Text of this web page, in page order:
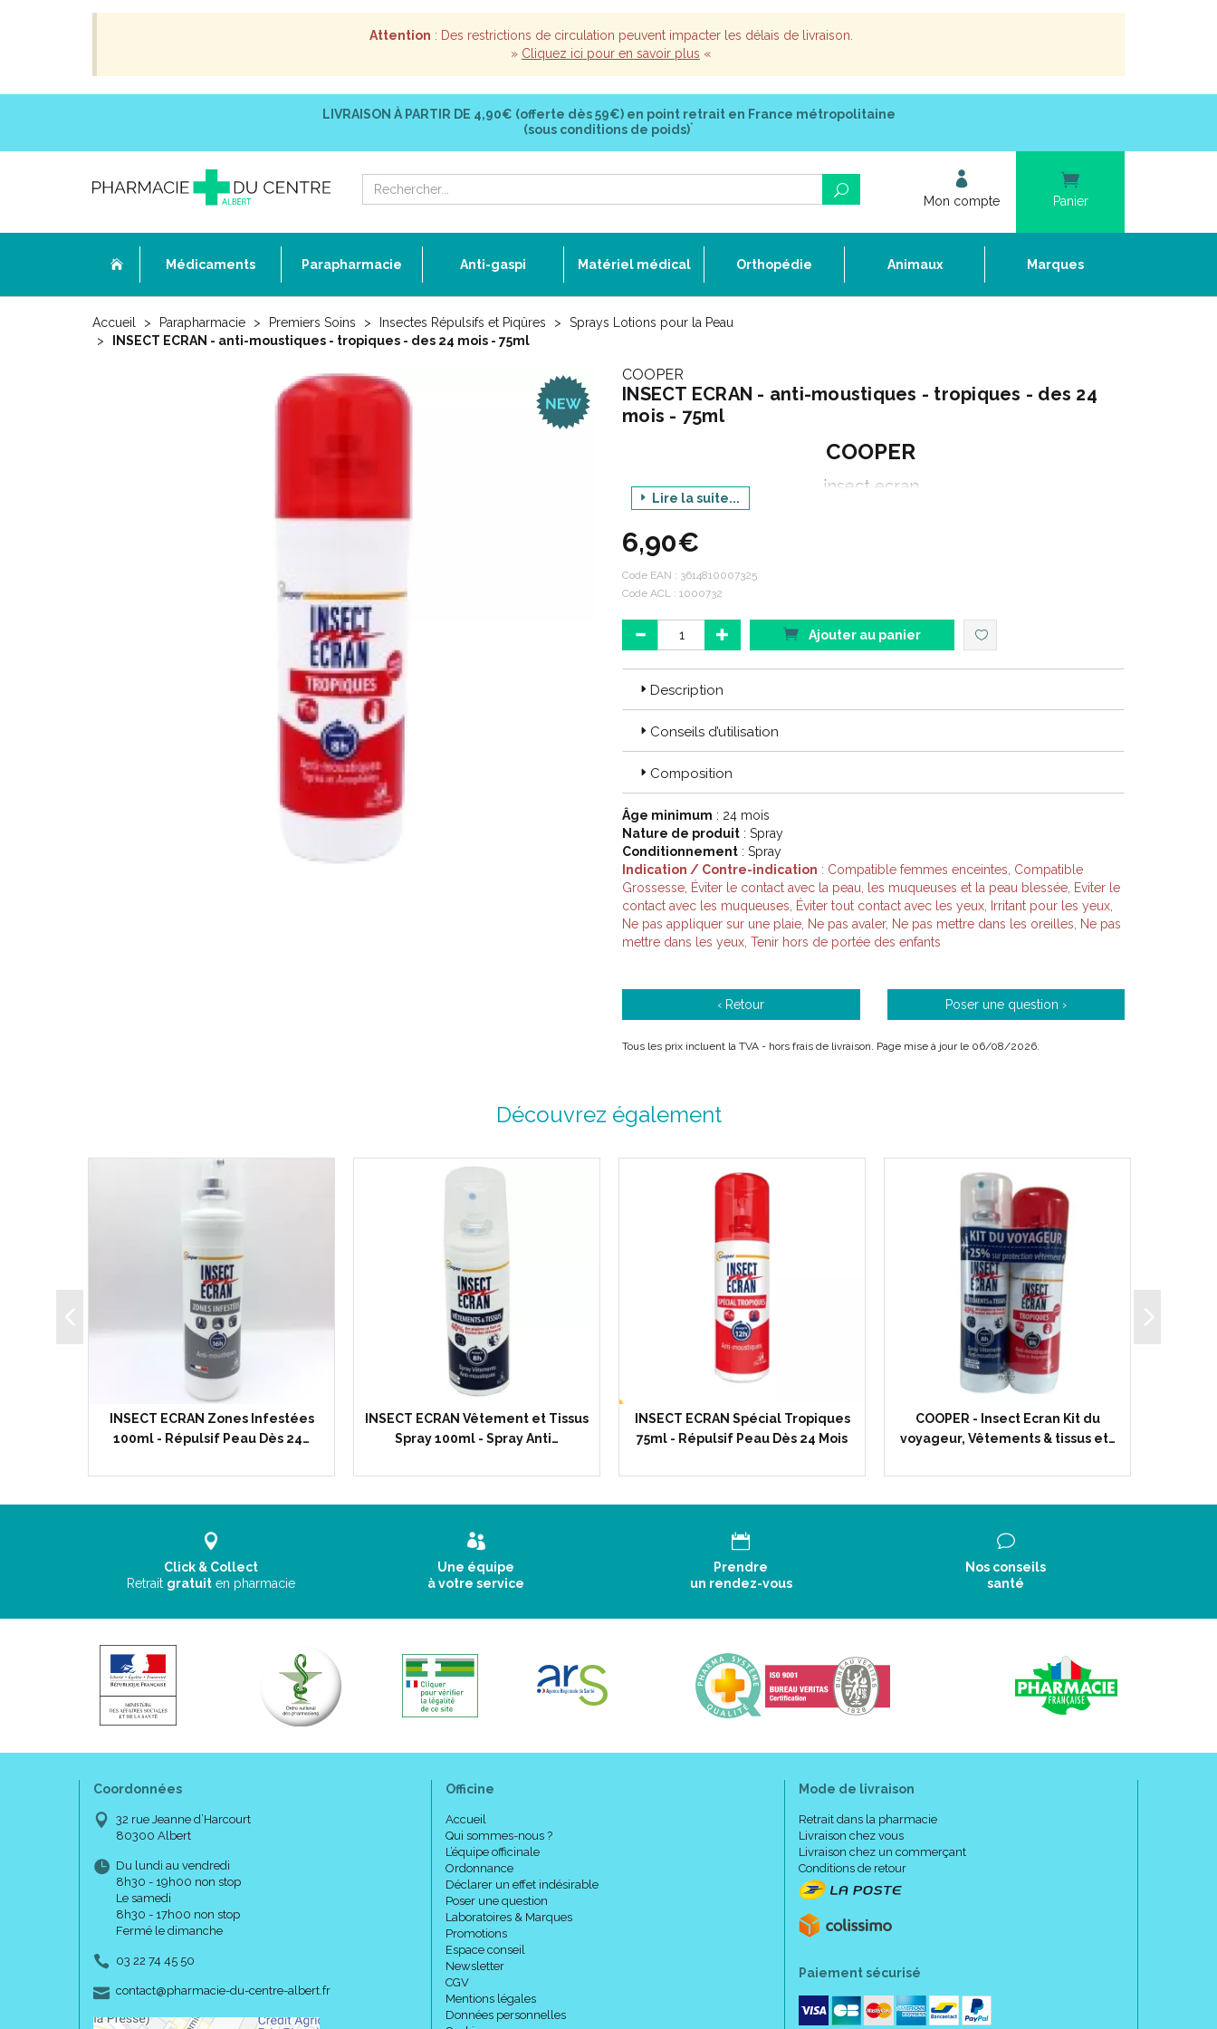
Attention : Des restrictions de circulation peuvent impacter les délais de livraison.
» Cliquez ici pour en savoir plus «
LIVRAISON À PARTIR DE 4,90€ (offerte dès 59€) en point retrait en France métropolitaine
(sous conditions de poids)*
Mon compte Panier
Médicaments Parapharmacie Anti-gaspi Matériel médical Orthopédie Animaux Marques
Accueil Parapharmacie Premiers Soins Insectes Répulsifs et Piqûres
Sprays Lotions pour la Peau
INSECT ECRAN - anti-moustiques - tropiques - des 24 mois - 75ml
COOPER
INSECT ECRAN - anti-moustiques - tropiques - des 24
mois - 75ml
COOPER
insect ecran
CODE EAN : 3614810007325
Lire la suite...
6,90€
Code EAN : 3614810007325
Code ACL : 1000732
Ajouter au panier
Description
Conseils d’utilisation
Composition
Âge minimum : 24 mois
Nature de produit : Spray
Conditionnement : Spray
Indication / Contre-indication : Compatible femmes enceintes, Compatible
Grossesse, Éviter le contact avec la peau, les muqueuses et la peau blessée, Eviter le
contact avec les muqueuses, Éviter tout contact avec les yeux, Irritant pour les yeux,
Ne pas appliquer sur une plaie, Ne pas avaler, Ne pas mettre dans les oreilles, Ne pas
mettre dans les yeux, Tenir hors de portée des enfants
‹ Retour Poser une question ›
Tous les prix incluent la TVA - hors frais de livraison. Page mise à jour le 06/08/2026.
Découvrez également
INSECT ECRAN Zones Infestées
100ml - Répulsif Peau Dès 24…
INSECT ECRAN Vêtement et Tissus
Spray 100ml - Spray Anti…
INSECT ECRAN Spécial Tropiques
75ml - Répulsif Peau Dès 24 Mois
COOPER - Insect Ecran Kit du
voyageur, Vêtements & tissus et…
Click & Collect
Retrait gratuit en pharmacie
Une équipe
à votre service
Prendre
un rendez-vous
Nos conseils
santé
Coordonnées
32 rue Jeanne d’Harcourt
80300 Albert
Du lundi au vendredi
8h30 - 19h00 non stop
Le samedi
8h30 - 17h00 non stop
Fermé le dimanche
03 22 74 45 50
contact-
@-
pharmacie-du-centre-albert.fr
Officine
Accueil
Qui sommes-nous ?
L’équipe officinale
Ordonnance
Déclarer un effet indésirable
Poser une question
Laboratoires & Marques
Promotions
Espace conseil
Newsletter
CGV
Mentions légales
Données personnelles
Mode de livraison
Retrait dans la pharmacie
Livraison chez vous
Livraison chez un commerçant
Conditions de retour
Paiement sécurisé